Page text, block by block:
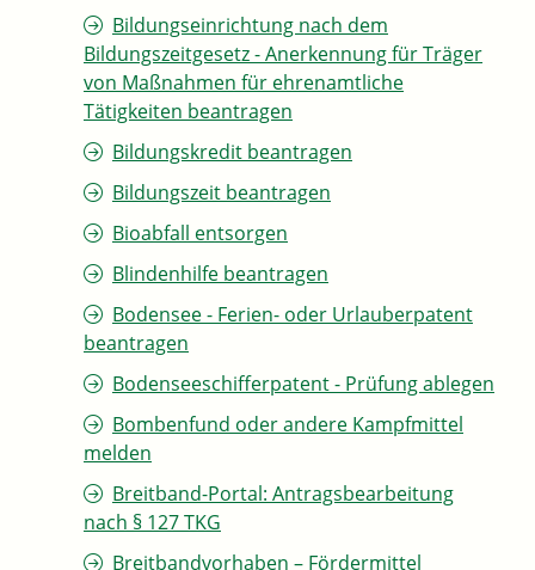
Bildungseinrichtung nach dem
Bildungszeitgesetz - Anerkennung für Träger
von Maßnahmen für ehrenamtliche
Tätigkeiten beantragen
Bildungskredit beantragen
Bildungszeit beantragen
Bioabfall entsorgen
Blindenhilfe beantragen
Bodensee - Ferien- oder Urlauberpatent
beantragen
Bodenseeschifferpatent - Prüfung ablegen
Bombenfund oder andere Kampfmittel
melden
Breitband-Portal: Antragsbearbeitung
nach § 127 TKG
Breitbandvorhaben – Fördermittel